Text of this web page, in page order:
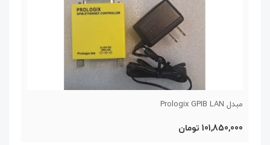
مبدل Prologix GPIB LAN
101,850,000 تومان